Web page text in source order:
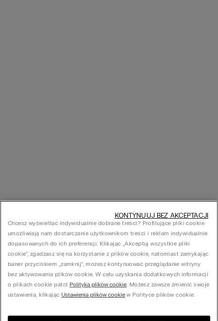
Chcesz wyświetlać indywidualnie dobrane treści? Profilujące pliki cookie
umożliwiają nam dostarczanie użytkownikom treści i reklam indywidualnie
dopasowanych do ich preferencji. Klikając „Akceptuj wszystkie pliki
cookie”, zgadzasz się na korzystanie z plików cookie, natomiast zamykając
baner przyciskiem „zamknij”, możesz kontynuować przeglądanie witryny
bez aktywowania plików cookie. W celu uzyskania dodatkowych informacji
o plikach cookie patrz Polityka plików cookie. Możesz zawsze zmienić swoje
ustawienia, klikającUstawienia plików cookie w Polityce plików cookie.
KONTYNUUJ BEZ AKCEPTACJI